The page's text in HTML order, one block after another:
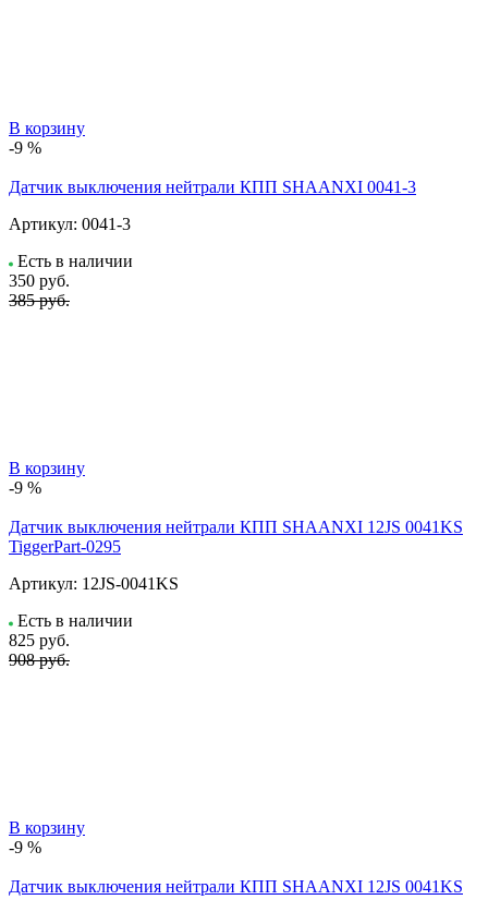
В корзину
-9 %
Датчик выключения нейтрали КПП SHAANXI 0041-3
Артикул: 0041-3
Есть в наличии
350 руб.
385 руб.
В корзину
-9 %
Датчик выключения нейтрали КПП SHAANXI 12JS 0041KS
TiggerPart-0295
Артикул: 12JS-0041KS
Есть в наличии
825 руб.
908 руб.
В корзину
-9 %
Датчик выключения нейтрали КПП SHAANXI 12JS 0041KS